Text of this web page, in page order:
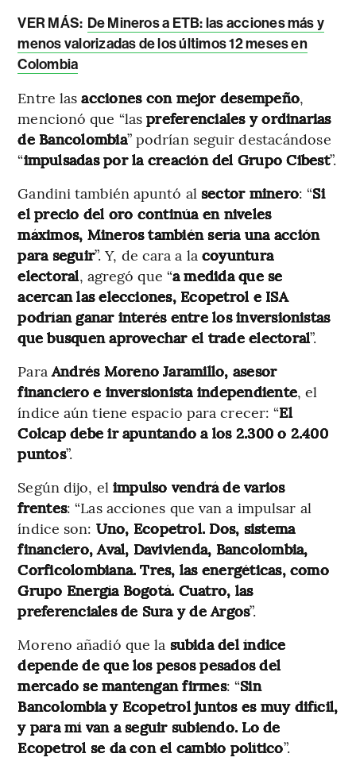
VER MÁS: De Mineros a ETB: las acciones más y
menos valorizadas de los últimos 12 meses en
Colombia
Entre lasacciones con mejor desempeño,
mencionó que “laspreferenciales y ordinarias
de Bancolombia” podrían seguir destacándose
“impulsadas por la creación del Grupo Cibest”.
Gandini también apuntó al sector minero: “Si
el precio del oro continúa en niveles
máximos, Mineros también sería una acción
para seguir”. Y, de cara a la coyuntura
electoral, agregó que “a medida que se
acercan las elecciones, Ecopetrol e ISA
podrían ganar interés entre los inversionistas
que busquen aprovechar el trade electoral”.
ParaAndrés Moreno Jaramillo, asesor
financiero e inversionista independiente, el
índice aún tiene espacio para crecer: “El
Colcap debe ir apuntando a los 2.300 o 2.400
puntos”.
Según dijo, el impulso vendrá de varios
frentes: “Las acciones que van a impulsar al
índice son: Uno, Ecopetrol. Dos, sistema
financiero, Aval, Davivienda, Bancolombia,
Corficolombiana. Tres, las energéticas, como
Grupo Energía Bogotá. Cuatro, las
preferenciales de Sura y de Argos”.
Moreno añadió que la subida del índice
depende de que los pesos pesados del
mercado se mantengan firmes: “Sin
Bancolombia y Ecopetrol juntos es muy difícil,
y para mí van a seguir subiendo. Lo de
Ecopetrol se da con el cambio político”.